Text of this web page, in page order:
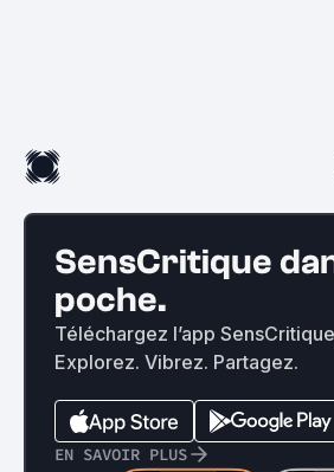
SensCritique
poche.
Téléchargez l’app
Explorez. Vibrez. Partagez.
EN SAVOIR PLUS